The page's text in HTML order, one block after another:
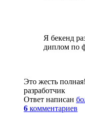
Я бекенд
диплом по
Это жесть
разработчик
Ответ написан
6 комментариев